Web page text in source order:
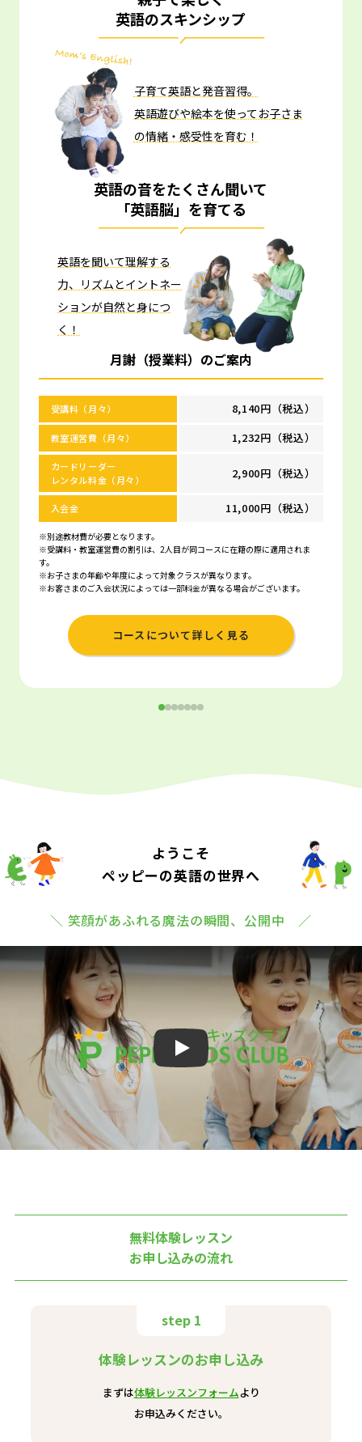
英語のスキンシップ
子育て英語と発音習得。
英語遊びや絵本を使ってお子さま
の情緒・感受性を育む！
英語の音をたくさん聞いて
「英語脳」を育てる
英語を聞いて理解する
力、リズムとイントネー
ションが自然と身につ
く！
月謝（授業料）のご案内
受講料（月々） 8,140円（税込）
教室運営費（月々） 1,232円（税込）
カードリーダー
レンタル料金（月々）
2,900円（税込）
入会金 11,000円（税込）
※別途教材費が必要となります。
※受講料・教室運営費の割引は、2人目が同コースに在籍の際に適用されま
す。
※お子さまの年齢や年度によって対象クラスが異なります。
※お客さまのご入会状況によっては一部料金が異なる場合がございます。
コースについて詳しく見る
ようこそ
ペッピーの英語の世界へ
＼ 笑顔があふれる魔法の瞬間、公開中 ／
Play
無料体験レッスン
お申し込みの流れ
step 1
体験レッスンのお申し込み
まずは体験レッスンフォームより
お申込みください。